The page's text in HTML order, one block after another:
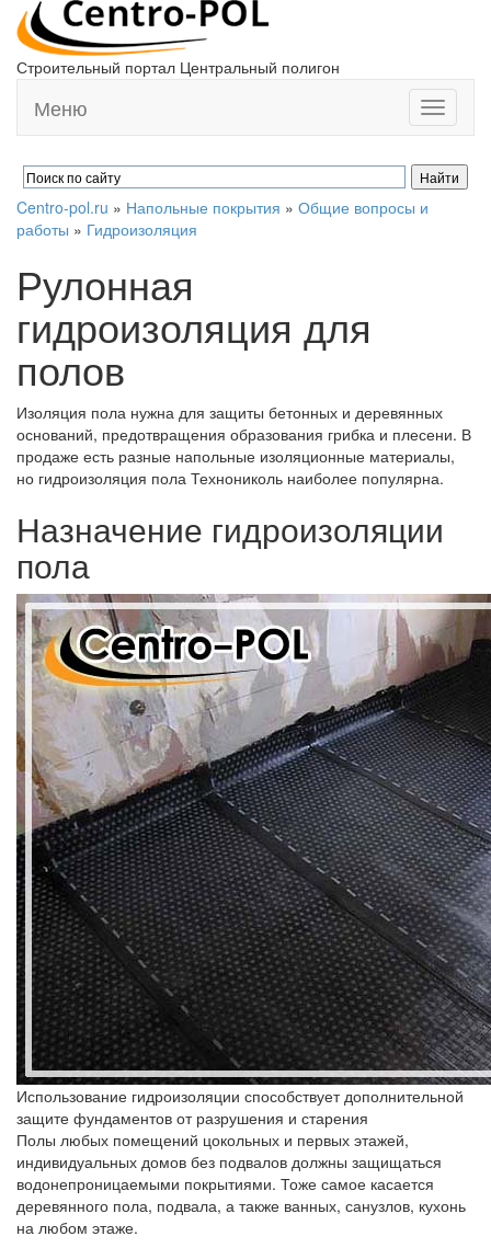
Строительный портал Центральный полигон
Toggle
Меню
Centro-pol.ru » Напольные покрытия » Общие вопросы и
работы » Гидроизоляция
Рулонная
гидроизоляция для
полов
Изоляция пола нужна для защиты бетонных и деревянных
оснований, предотвращения образования грибка и плесени. В
продаже есть разные напольные изоляционные материалы,
но гидроизоляция пола Технониколь наиболее популярна.
Назначение гидроизоляции
пола
Использование гидроизоляции способствует дополнительной
защите фундаментов от разрушения и старения
Полы любых помещений цокольных и первых этажей,
индивидуальных домов без подвалов должны защищаться
водонепроницаемыми покрытиями. Тоже самое касается
деревянного пола, подвала, а также ванных, санузлов, кухонь
на любом этаже.